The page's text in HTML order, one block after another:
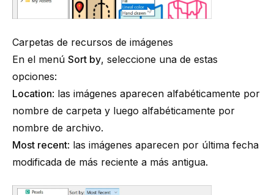
Carpetas de recursos de imágenes
En el menú Sort by, seleccione una de estas
opciones:
Location: las imágenes aparecen alfabéticamente por
nombre de carpeta y luego alfabéticamente por
nombre de archivo.
Most recent: las imágenes aparecen por última fecha
modificada de más reciente a más antigua.